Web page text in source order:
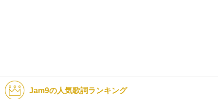
Jam9の人気歌詞ランキング